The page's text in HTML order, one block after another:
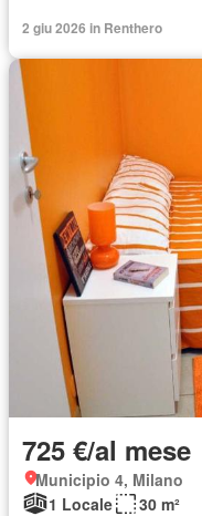
2 giu 2026 in Renthero
725 €/al mese
Municipio 4, Milano
1 Locale
30 m²